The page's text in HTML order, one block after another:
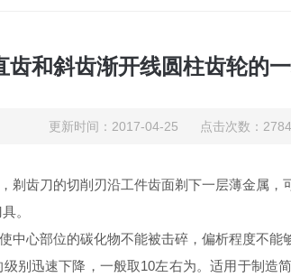
齿和斜齿渐开线圆柱齿轮的
更新时间：2017-04-25 点击次数：2784
剃齿刀的切削刃沿工件齿面剃下一层薄金属
。
中心部位的碳化物不能被击碎，偏析程度不
别迅速下降，一般取10左右为。适用于制造